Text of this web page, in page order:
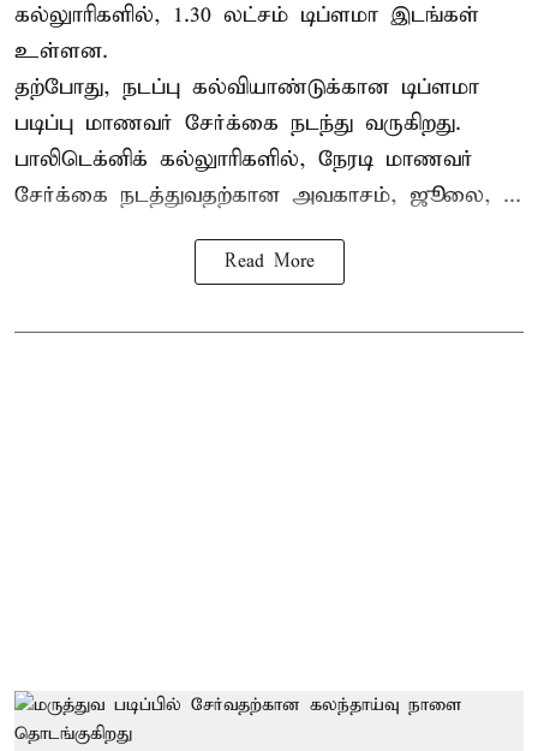
கல்லுாரிகளில், 1.30 லட்சம் டிப்ளமா இடங்கள்
உள்ளன.
தற்போது, நடப்பு கல்வியாண்டுக்கான டிப்ளமா
படிப்பு மாணவர் சேர்க்கை நடந்து வருகிறது.
பாலிடெக்னிக் கல்லுாரிகளில், நேரடி மாணவர்
சேர்க்கை நடத்துவதற்கான அவகாசம், ஜூலை, ...
Read More